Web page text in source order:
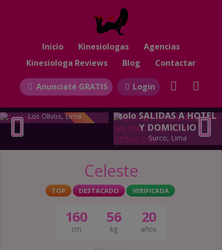
Inicio Kinesiologas
Agencias
Kinesiologa Reviews
Blog Contactar
Anunciaté GRATIS Login
Fabiana
Los Olivos, Lima
solo SALIDAS A HOTEL
Y DOMICILIO
Surco, Lima
Celeste
TOP DESTACADO VERIFICADA
160
cm
56
kg
20
años